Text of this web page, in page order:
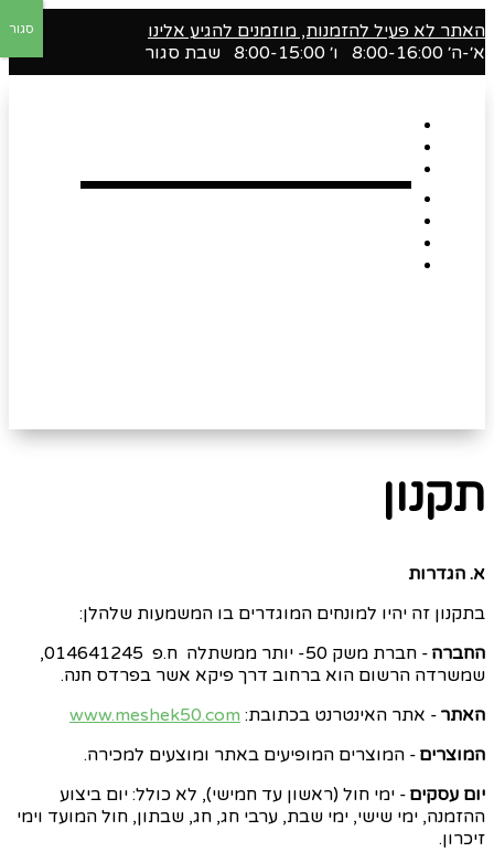
האתר לא פעיל להזמנות, מוזמנים להגיע אלינו
א׳-ה׳ 8:00-16:00 ו׳ 8:00-15:00 שבת סגור
תקנון
א. הגדרות
בתקנון זה יהיו למונחים המוגדרים בו המשמעות שלהלן:
החברה - חברת משק 50- יותר ממשתלה ח.פ
,
שמשרדה הרשום הוא ברחוב דרך פיקא אשר בפרדס חנה.
האתר - אתר האינטרנט בכתובת: www.meshek50.com
המוצרים - המוצרים המופיעים באתר ומוצעים למכירה.
יום עסקים - ימי חול (ראשון עד חמישי), לא כולל: יום ביצוע
ההזמנה, ימי שישי, ימי שבת, ערבי חג, חג, שבתון, חול המועד וימי
זיכרון.
סגור